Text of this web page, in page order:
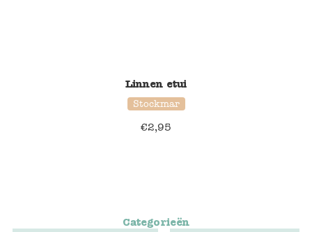
Linnen etui
Stockmar
€2,95
Categorieën